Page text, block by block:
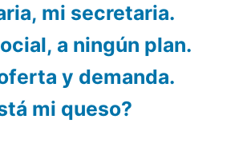
mi secretaria.
a ningún plan.
y demanda.
mi queso?